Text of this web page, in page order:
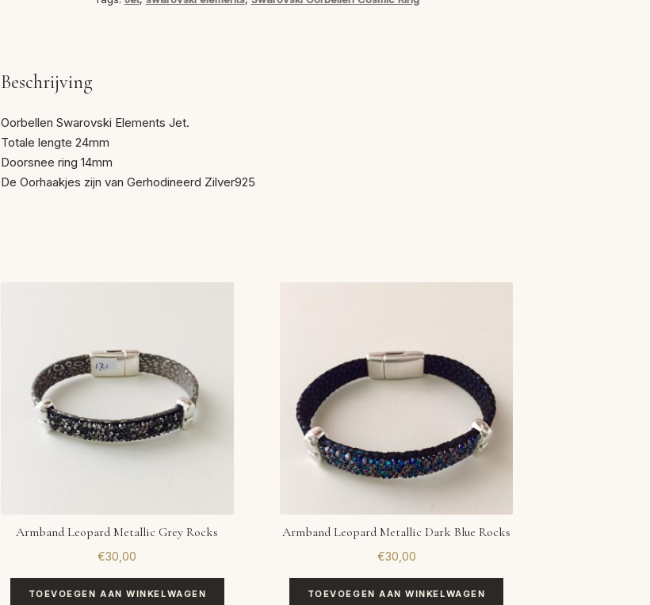
Beschrijving
Oorbellen Swarovski Elements Jet.
Totale lengte 24mm
Doorsnee ring 14mm
De Oorhaakjes zijn van Gerhodineerd Zilver925
Armband Leopard Metallic Grey Rocks
€30,00
TOEVOEGEN AAN WINKELWAGEN
Armband Leopard Metallic Dark Blue Rocks
€30,00
TOEVOEGEN AAN WINKELWAGEN